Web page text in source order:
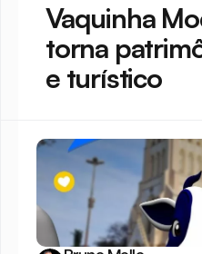
Vaquinha
torna
e turístico